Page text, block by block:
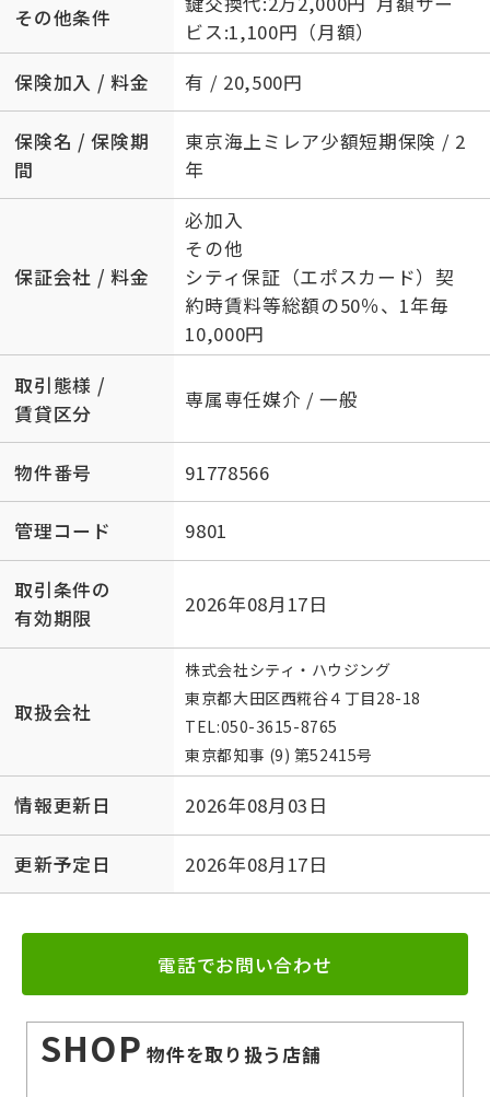
その他条件
ビス:1,100円（月額）
保険加入 / 料金
有 / 20,500円
保険名 / 保険期
間
東京海上ミレア少額短期保険 / 2
年
保証会社 / 料金
必加入
その他
シティ保証（エポスカード）契
約時賃料等総額の50％、1年毎
10,000円
取引態様 /
賃貸区分
専属専任媒介 / 一般
物件番号 91778566
管理コード 9801
取引条件の
有効期限
2026年08月17日
取扱会社
株式会社シティ・ハウジング
東京都大田区西糀谷４丁目28-18
TEL:050-3615-8765
東京都知事 (9) 第52415号
情報更新日 2026年08月03日
更新予定日 2026年08月17日
電話でお問い合わせ
SHOP 物件を取り扱う店舗